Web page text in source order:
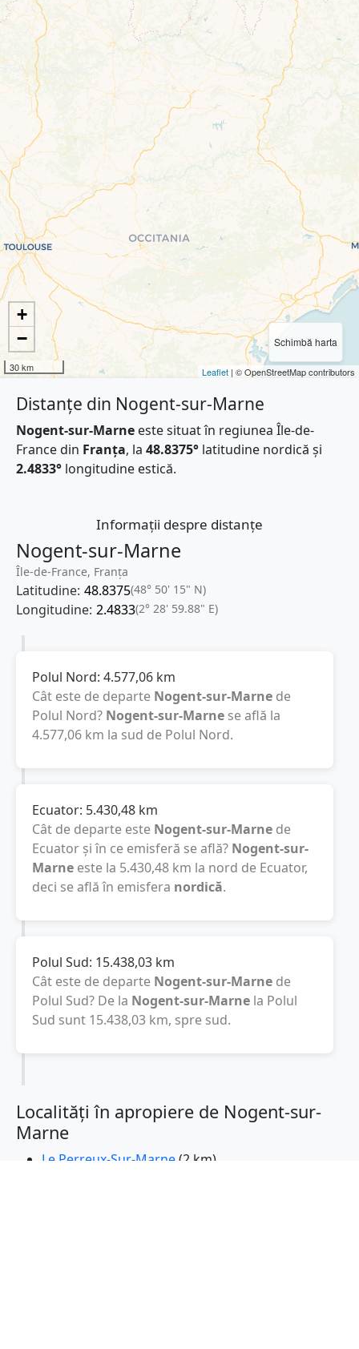
Schimbă harta
+
−
30 km Leaflet | © OpenStreetMap contributors
Distanțe din Nogent-sur-Marne
Nogent-sur-Marne este situat în regiunea Île-de-
France din Franţa, la 48.8375° latitudine nordică și
2.4833° longitudine estică.
Informații despre distanțe
Nogent-sur-Marne
Île-de-France, Franţa
Latitudine: 48.8375(48° 50' 15" N)
Longitudine: 2.4833(2° 28' 59.88" E)
Polul Nord: 4.577,06 km
Cât este de departe Nogent-sur-Marne de
Polul Nord? Nogent-sur-Marne se află la
4.577,06 km la sud de Polul Nord.
Ecuator: 5.430,48 km
Cât de departe este Nogent-sur-Marne de
Ecuator și în ce emisferă se află? Nogent-sur-
Marne este la 5.430,48 km la nord de Ecuator,
deci se află în emisfera nordică.
Polul Sud: 15.438,03 km
Cât este de departe Nogent-sur-Marne de
Polul Sud? De la Nogent-sur-Marne la Polul
Sud sunt 15.438,03 km, spre sud.
Localități în apropiere de Nogent-sur-
Marne
Le Perreux-Sur-Marne(2 km)